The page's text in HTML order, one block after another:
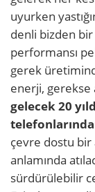
uyurken
denli bizden bir
performansı
gerek
enerji, gerekse
gelecek 20
çevre dostu bir
anlamında
sürdürülebilir